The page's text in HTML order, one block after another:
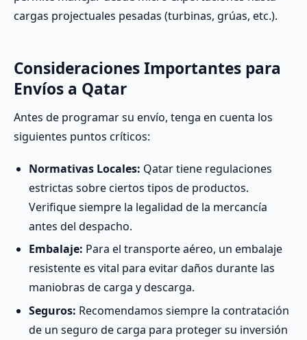
cargas projectuales pesadas (turbinas, grúas, etc.).
Consideraciones Importantes para
Envíos a Qatar
Antes de programar su envío, tenga en cuenta los
siguientes puntos críticos:
Normativas Locales: Qatar tiene regulaciones
estrictas sobre ciertos tipos de productos.
Verifique siempre la legalidad de la mercancía
antes del despacho.
Embalaje: Para el transporte aéreo, un embalaje
resistente es vital para evitar daños durante las
maniobras de carga y descarga.
Seguros: Recomendamos siempre la contratación
de un seguro de carga para proteger su inversión